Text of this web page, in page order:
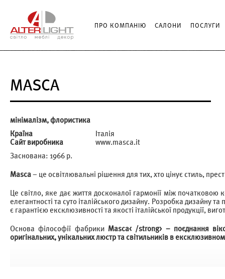
ПРО КОМПАНІЮ САЛОНИ ПОСЛУГИ
MASCA
мінімалізм, флористика
Країна
Італія
Сайт виробника
www.masca.it
Заснована: 1966 р.
Masca– це освітлювальні рішення для тих, хто цінує стиль,
Це світло, яке дає життя досконалої гармонії між
елегантності та суто італійського дизайну. Розробка дизайну
є гарантією ексклюзивності та якості італійської продукції,
Основа філософії фабрики Masca< /strong> – поєднання
оригінальних, унікальних люстр та світильників в